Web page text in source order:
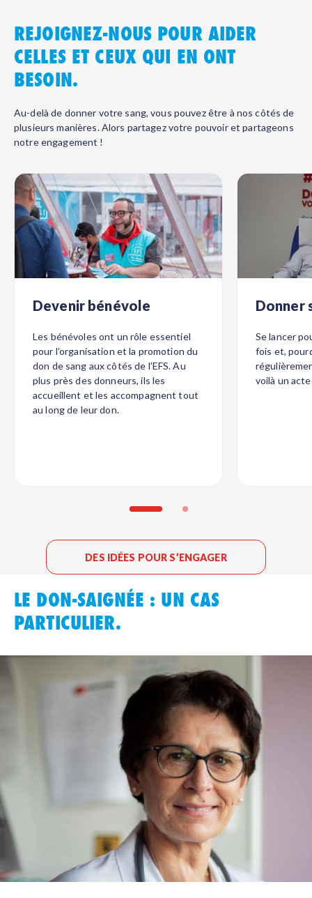
REJOIGNEZ-NOUS POUR AIDER
CELLES ET CEUX QUI EN ONT
BESOIN.
Au-delà de donner votre sang, vous pouvez être à nos côtés de
plusieurs manières. Alors partagez votre pouvoir et partageons
notre engagement !
Devenir bénévole
Les bénévoles ont un rôle essentiel
pour l’organisation et la promotion du
don de sang aux côtés de l’EFS. Au
plus près des donneurs, ils les
accueillent et les accompagnent tout
au long de leur don.
Donner
Se lancer
fois et,
voilà un
DES IDÉES POUR S’ENGAGER
LE DON-SAIGNÉE : UN CAS
PARTICULIER.